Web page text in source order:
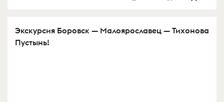
Экскурсия Боровск — Малоярославец — Тихонова
Пустынь!